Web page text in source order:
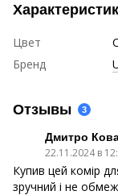
Цвет
Бренд
Отзывы 3
Дмитро
22.11.2024 в
Купив цей комір
зручний і не